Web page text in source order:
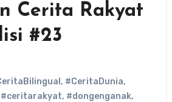
Cerita Rakyat
#23
, #CeritaDunia,
#ceritarakyat, #dongenganak,